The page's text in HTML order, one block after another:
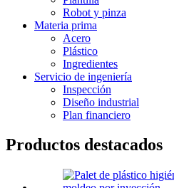
Robot y pinza
Materia prima
Acero
Plástico
Ingredientes
Servicio de ingeniería
Inspección
Diseño industrial
Plan financiero
Productos destacados